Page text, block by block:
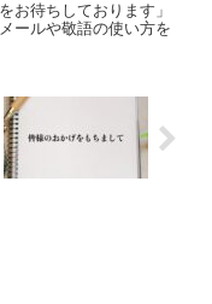
お待ちしております」
ールや敬語の使い方を